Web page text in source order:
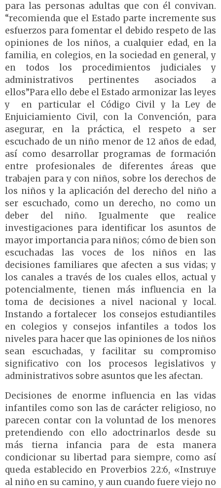
para las personas adultas que con él convivan.
“recomienda que el Estado parte incremente sus
esfuerzos para fomentar el debido respeto de las
opiniones de los niños, a cualquier edad, en la
familia, en colegios, en la sociedad en general, y
en todos los procedimientos judiciales y
administrativos pertinentes asociados a
ellos”Para ello debe el Estado armonizar las leyes
y en particular el Código Civil y la Ley de
Enjuiciamiento Civil, con la Convención, para
asegurar, en la práctica, el respeto a ser
escuchado de un niño menor de 12 años de edad,
así como desarrollar programas de formación
entre profesionales de diferentes áreas que
trabajen para y con niños, sobre los derechos de
los niños y la aplicación del derecho del niño a
ser escuchado, como un derecho, no como un
deber del niño. Igualmente que realice
investigaciones para identificar los asuntos de
mayor importancia para niños; cómo de bien son
escuchadas las voces de los niños en las
decisiones familiares que afecten a sus vidas; y
los canales a través de los cuales ellos, actual y
potencialmente, tienen más influencia en la
toma de decisiones a nivel nacional y local.
Instando a fortalecer los consejos estudiantiles
en colegios y consejos infantiles a todos los
niveles para hacer que las opiniones de los niños
sean escuchadas, y facilitar su compromiso
significativo con los procesos legislativos y
administrativos sobre asuntos que les afectan.
Decisiones de enorme influencia en las vidas
infantiles como son las de carácter religioso, no
parecen contar con la voluntad de los menores
pretendiendo con ello adoctrinarlos desde su
más tierna infancia para de esta manera
condicionar su libertad para siempre, como así
queda establecido en Proverbios 22:6, «Instruye
al niño en su camino, y aun cuando fuere viejo no